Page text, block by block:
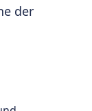
der